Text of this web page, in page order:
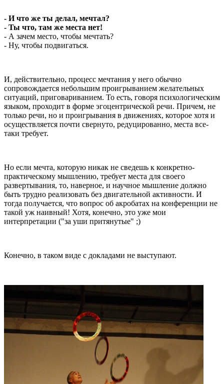
- И что же ты делал, мечтал?
- Ты что, там же места нет!
- А зачем место, чтобы мечтать?
- Ну, чтобы подвигаться.
И, действительно, процесс мечтания у него обычно
сопровождается небольшим проигрыванием желательных
ситуаций, приговариванием. То есть, говоря психологическим
языком, проходит в форме эгоцентрической речи. Причем, не
только речи, но и проигрывания в движениях, которое хотя и
осуществляется почти свернуто, редуцированно, места все-
таки требует.
Но если мечта, которую никак не сведешь к конкретно-
практическому мышлению, требует места для своего
развертывания, то, наверное, и научное мышление должно
быть трудно реализовать без двигательной активности. И
тогда получается, что вопрос об акробатах на конференции не
такой уж наивный! Хотя, конечно, это уже мои
интерпретации ("за уши притянутые" ;)
Конечно, в таком виде с докладами не выступают.